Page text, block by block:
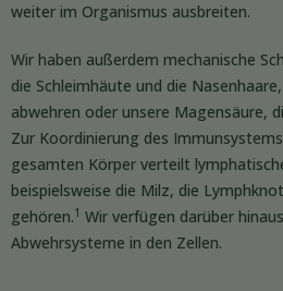
weiter im Organismus ausbreiten.
Wir haben außerdem mechanische
die Schleimhäute und die
abwehren oder unsere Magensäure,
Zur Koordinierung des
gesamten Körper verteilt
beispielsweise die Milz, die
gehören.1 Wir verfügen darüber
Abwehrsysteme in den Zellen.